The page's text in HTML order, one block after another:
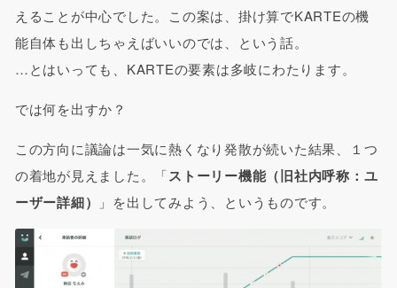
えることが中心でした。この案は、掛け算でKARTEの機
能自体も出しちゃえばいいのでは、という話。
…とはいっても、KARTEの要素は多岐にわたります。
では何を出すか？
この方向に議論は一気に熱くなり発散が続いた結果、１つ
の着地が見えました。「ストーリー機能（旧社内呼称：ユ
ーザー詳細）
」を出してみよう、というものです。